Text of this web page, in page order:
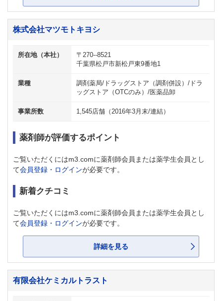
株式会社マツモトキヨシ
所在地（本社）
〒270--8521
千葉県松戸市新松戸東9番地1
業種
調剤薬局/ドラッグストア（調剤併設）/ドラ
ッグストア（OTCのみ）/医薬品卸
事業所数 1,545店舗（2016年3月末/連結）
薬剤師が評価するポイント
ご覧いただくにはm3.comに薬剤師会員または薬学生会員とし
て会員登録・ログインが必要です。
新着クチコミ
ご覧いただくにはm3.comに薬剤師会員または薬学生会員とし
て会員登録・ログインが必要です。
詳細を見る
有限会社ケミカルトラスト